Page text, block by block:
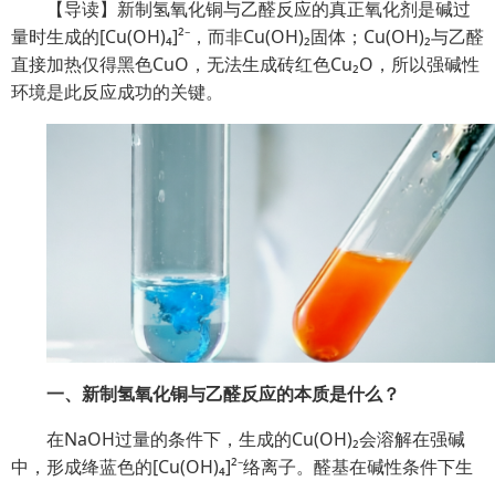
【导读】新制氢氧化铜与乙醛反应的真正氧化剂是碱过
量时生成的[Cu(OH)₄]²⁻，而非Cu(OH)₂固体；Cu(OH)₂与乙醛
直接加热仅得黑色CuO，无法生成砖红色Cu₂O，所以强碱性
环境是此反应成功的关键。
一、新制氢氧化铜与乙醛反应的本质是什么？
在NaOH过量的条件下，生成的Cu(OH)₂会溶解在强碱
中，形成绛蓝色的[Cu(OH)₄]²⁻络离子。醛基在碱性条件下生